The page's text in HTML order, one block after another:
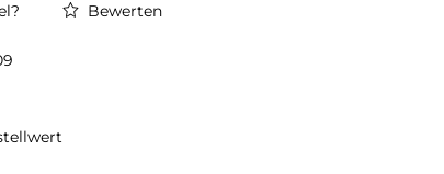
Bewerten